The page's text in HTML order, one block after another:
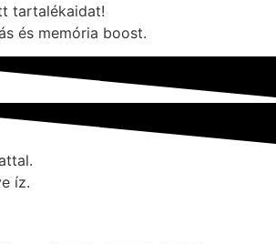
tartalékaidat!
és memória boost.
íz.